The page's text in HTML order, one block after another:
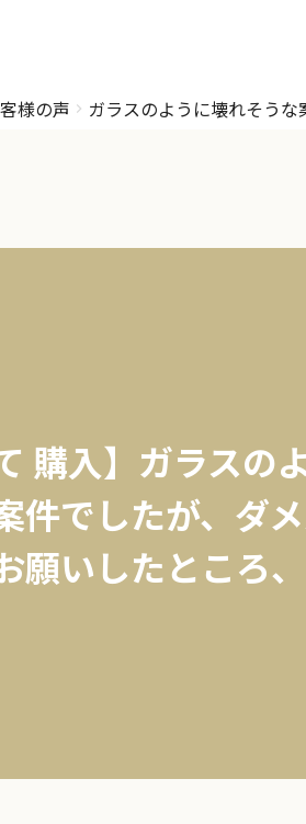
様の声 ガラスのように壊れそう
購入】ガラスの
件でしたが、ダ
願いしたところ